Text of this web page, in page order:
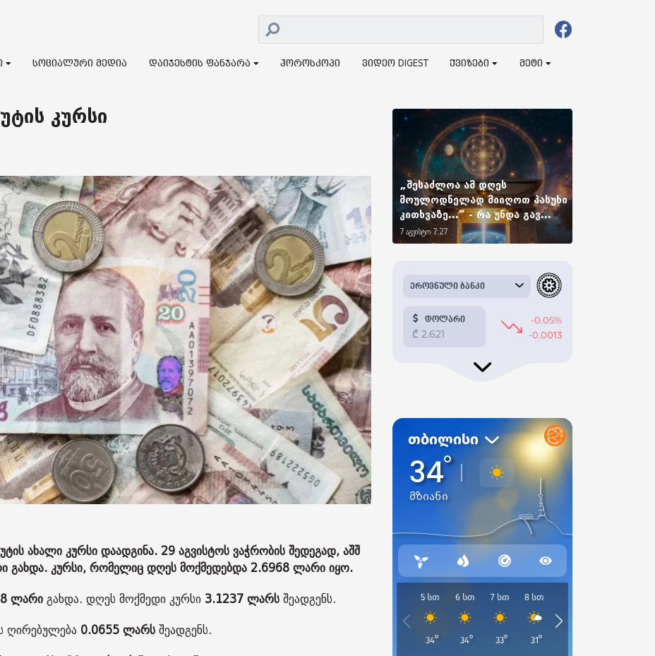
სოციალური მედია დაიჯესტის ფანჯარა ჰოროსკოპი ვიდეო DIGEST ქვიზები მეტი
კურსი
ახალი კურსი დაადგინა. 29 აგვისტოს ვაჭრობის შედეგად, აშშ
კურსი, რომელიც დღეს მოქმედებდა 2.6968 ლარი იყო.
ლარი გახდა. დღეს მოქმედი კურსი 3.1237 ლარს შეადგენს.
0.0655 ლარს შეადგენს.
„შესაძლოა ამ დღეს
მოულოდნელად მიიღოთ პასუხი
კითხვაზე...“ - რა უნდა გავ...
7 აგვისტო 7:27